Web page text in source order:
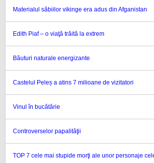
Materialul săbiilor vikinge era adus din Afganistan
Edith Piaf – o viaţă trăită la extrem
Băuturi naturale energizante
Castelul Peleș a atins 7 milioane de vizitatori
Vinul în bucătărie
Controverselor papalităţii
TOP 7 cele mai stupide morţi ale unor personaje